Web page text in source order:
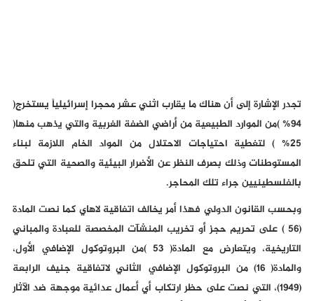
تجدر الإشارة إلى أن هناك ما يقارب اثني عشر محجرا إسرائيلياً يستخرج(
94% )من الموارد الطبيعية من أراضي الضفة الغربية والتي يذهب منها(
25% ) لتغطية احتياجات الاحتلال من المواد الخام اللازمة لبناء
المستوطنات وذلك بصرف النظر عن الأضرار البيئية والصحية التي تلحق
بالفلسطينيين جراء تلك المحاجر.
وبحسب القانون الدولي فهذا أمر يخالف اتفاقية لاهاي كما نصت المادة
(56 ) على تحريم حجز أو تخريب المنشآت المخصصة للعبادة والمباني
التاريخية، ويتعارض مع المادة( 53 )من البروتوكول الإضافي الأول،
والمادة( 16) من البروتوكول الإضافي الثاني لاتفاقية جنيف الرابعة
(1949)، التي نصت على حظر ارتكاب أي أعمال عدائية موجهة ضد الآثار